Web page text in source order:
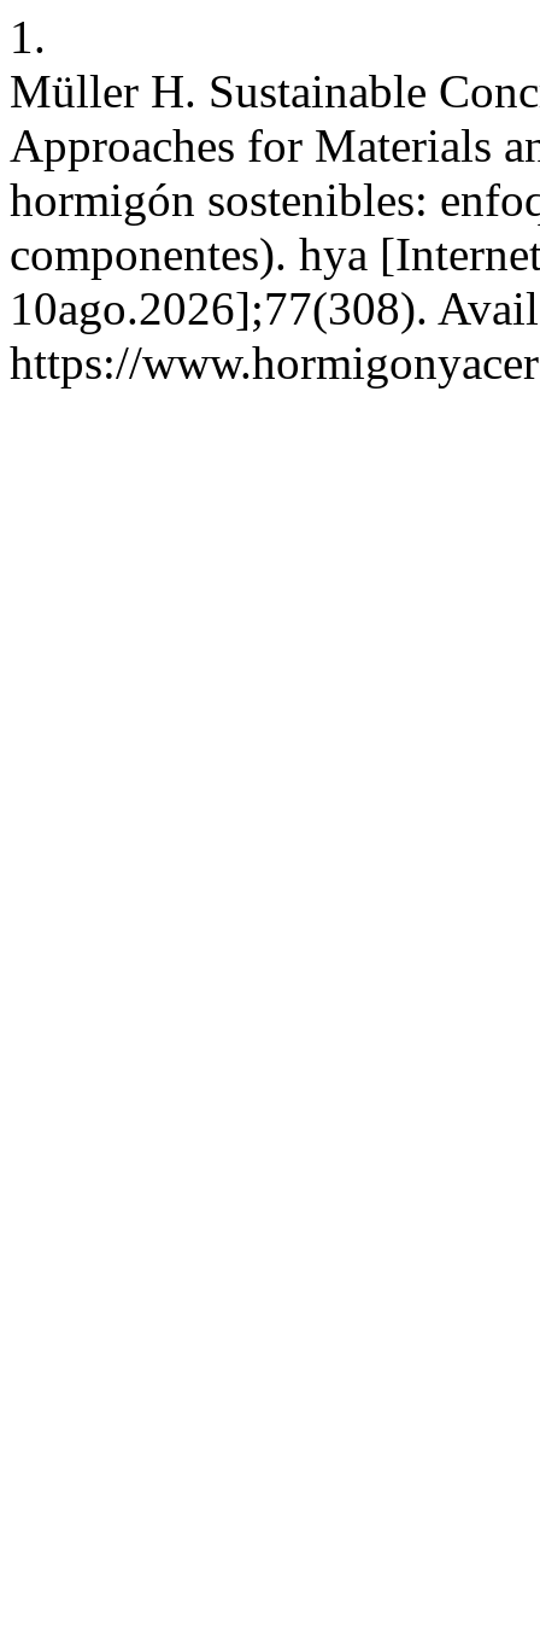
1.
Müller H. Sustainable
Approaches for Materials
hormigón sostenibles:
componentes). hya
10ago.2026];77(308).
https://